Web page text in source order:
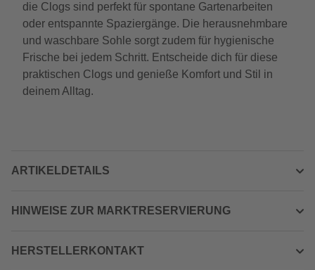
die Clogs sind perfekt für spontane Gartenarbeiten
oder entspannte Spaziergänge. Die herausnehmbare
und waschbare Sohle sorgt zudem für hygienische
Frische bei jedem Schritt. Entscheide dich für diese
praktischen Clogs und genieße Komfort und Stil in
deinem Alltag.
ARTIKELDETAILS
HINWEISE ZUR MARKTRESERVIERUNG
HERSTELLERKONTAKT